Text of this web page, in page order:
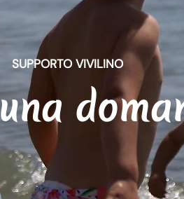
SUPPORTO VIVILINO